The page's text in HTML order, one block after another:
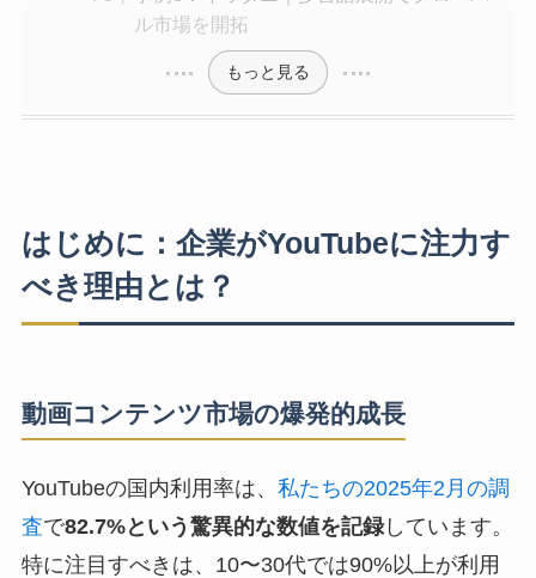
ル市場を開拓
もっと見る
はじめに：企業がYouTubeに注力す
べき理由とは？
動画コンテンツ市場の爆発的成長
YouTubeの国内利用率は、 私たちの2025年2月の調
査で82.7%という驚異的な数値を記録しています。
特に注目すべきは、10〜30代では90%以上が利用